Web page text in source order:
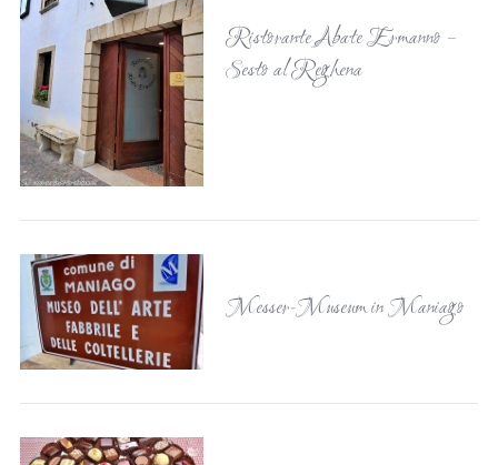
Ristorante Abate Ermanno –
Sesto al Reghena
Messer-Museum in Maniago